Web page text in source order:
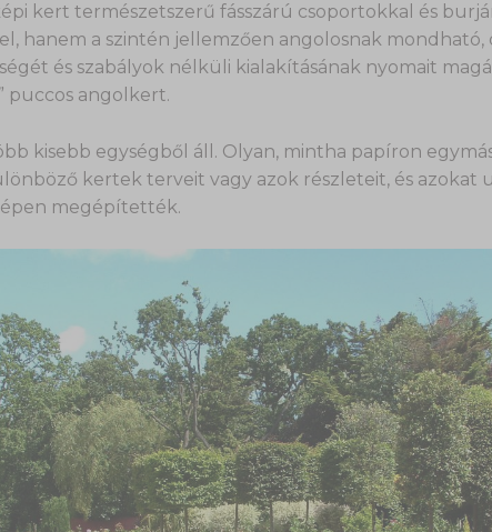
kert természetszerű fásszárú csoportokkal és
hanem a szintén jellemzően angolosnak mondható,
és szabályok nélküli kialakításának nyomait
puccos angolkert.
kisebb egységből áll. Olyan, mintha papíron
kertek terveit vagy azok részleteit, és azokat
megépítették.